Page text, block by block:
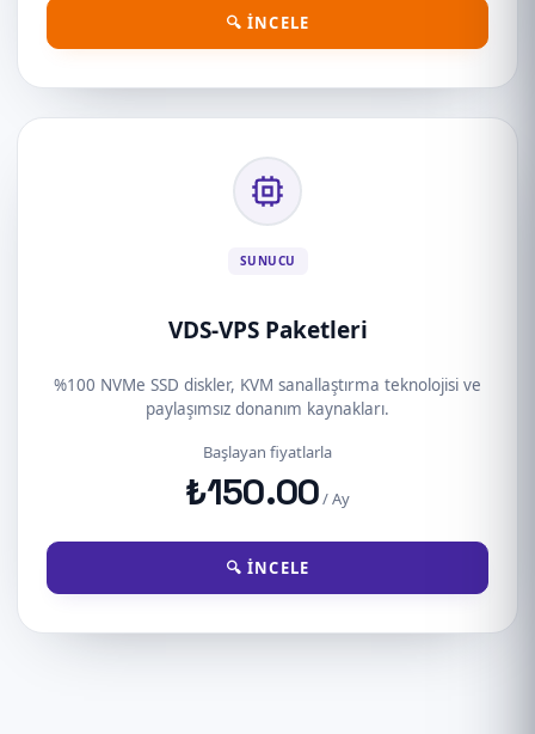
🔍 İNCELE
SUNUCU
VDS-VPS Paketleri
%100 NVMe SSD diskler, KVM sanallaştırma teknolojisi ve
paylaşımsız donanım kaynakları.
Başlayan fiyatlarla
₺150.00/ Ay
🔍 İNCELE